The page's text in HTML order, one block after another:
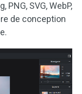
PNG, SVG, WebP,
de conception